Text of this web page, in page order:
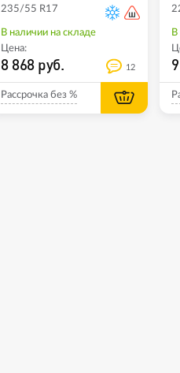
235/55 R17
В наличии на складе
Цена:
8 868 руб. 12
Рассрочка без %
В